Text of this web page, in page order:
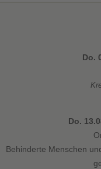
Do.
Do.
Behinderte Menschen